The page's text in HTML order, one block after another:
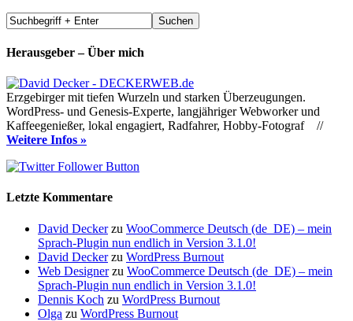
Herausgeber – Über mich
Erzgebirger mit tiefen Wurzeln und starken Überzeugungen.
WordPress- und Genesis-Experte, langjähriger Webworker und
Kaffeegenießer, lokal engagiert, Radfahrer, Hobby-Fotograf //
Weitere Infos »
Letzte Kommentare
David Deckerzu WooCommerce Deutsch (de_DE) – mein
Sprach-Plugin nun endlich in Version 3.1.0!
David Deckerzu WordPress Burnout
Web Designerzu WooCommerce Deutsch (de_DE) – mein
Sprach-Plugin nun endlich in Version 3.1.0!
Dennis Koch zu WordPress Burnout
Olga zu WordPress Burnout